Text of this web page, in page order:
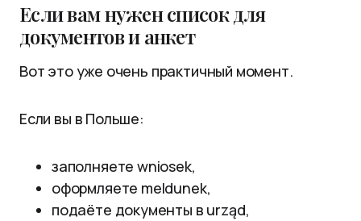
Если вам нужен список для
документов и анкет
Вот это уже очень практичный момент.
Если вы в Польше:
заполняете wniosek,
оформляете meldunek,
подаёте документы в urząd,